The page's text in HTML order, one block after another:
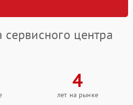
центра
4
лет на рынке